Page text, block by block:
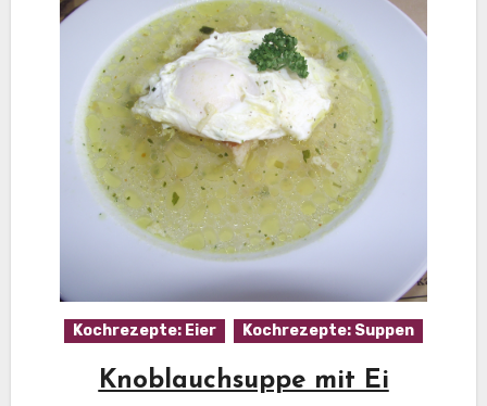
Kochrezepte: Eier Kochrezepte: Suppen
Knoblauchsuppe mit Ei